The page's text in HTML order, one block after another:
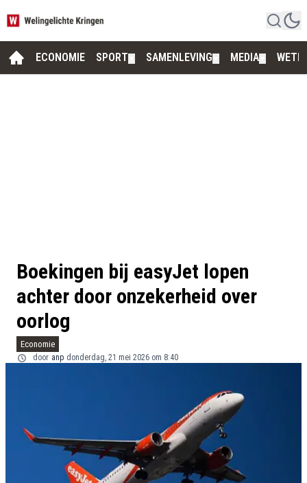
ECONOMIE SPORT SAMENLEVING MEDIA
Boekingen bij easyJet lopen
achter door onzekerheid over
oorlog
Economie
door anp donderdag, 21 mei 2026 om 8:40